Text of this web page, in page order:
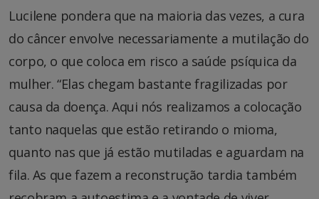
Lucilene pondera que na maioria das vezes, a cura
do câncer envolve necessariamente a mutilação do
corpo, o que coloca em risco a saúde psíquica da
mulher. “Elas chegam bastante fragilizadas por
causa da doença. Aqui nós realizamos a colocação
tanto naquelas que estão retirando o mioma,
quanto nas que já estão mutiladas e aguardam na
fila. As que fazem a reconstrução tardia também